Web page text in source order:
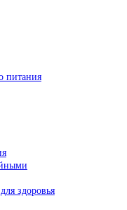
питания
здоровья